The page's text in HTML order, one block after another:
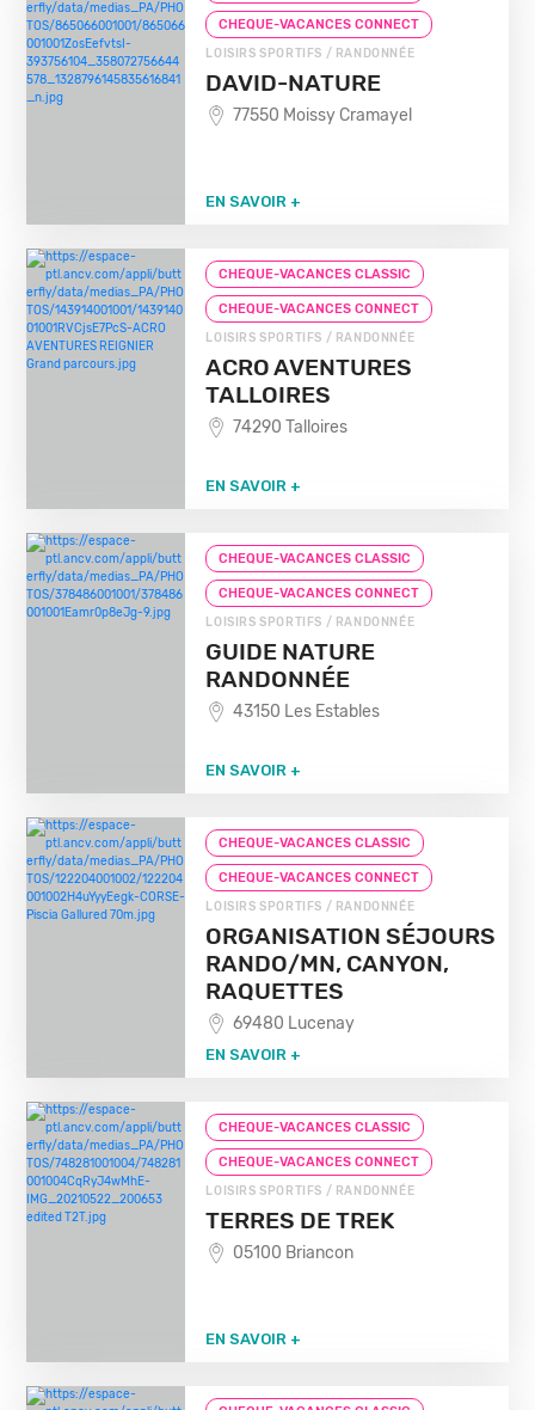
CHEQUE-VACANCES CONNECT
LOISIRS SPORTIFS / RANDONNÉE
DAVID-NATURE
77550 Moissy Cramayel
EN SAVOIR +
CHEQUE-VACANCES CLASSIC
CHEQUE-VACANCES CONNECT
LOISIRS SPORTIFS / RANDONNÉE
ACRO AVENTURES
TALLOIRES
74290 Talloires
EN SAVOIR +
CHEQUE-VACANCES CLASSIC
CHEQUE-VACANCES CONNECT
LOISIRS SPORTIFS / RANDONNÉE
GUIDE NATURE
RANDONNÉE
43150 Les Estables
EN SAVOIR +
CHEQUE-VACANCES CLASSIC
CHEQUE-VACANCES CONNECT
LOISIRS SPORTIFS / RANDONNÉE
ORGANISATION SÉJOURS
RANDO/MN, CANYON,
RAQUETTES
69480 Lucenay
EN SAVOIR +
CHEQUE-VACANCES CLASSIC
CHEQUE-VACANCES CONNECT
LOISIRS SPORTIFS / RANDONNÉE
TERRES DE TREK
05100 Briancon
EN SAVOIR +